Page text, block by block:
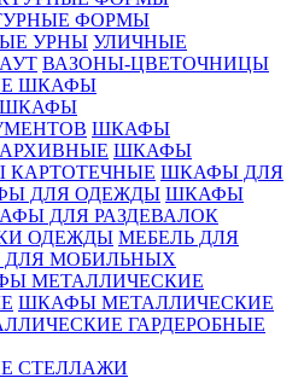
ФОРМЫ
УРНЫ УЛИЧНЫЕ
ВАЗОНЫ-ЦВЕТОЧНИЦЫ
ШКАФЫ
ШКАФЫ
ШКАФЫ
ШКАФЫ ДЛЯ
ДЛЯ ОДЕЖДЫ ШКАФЫ
ДЛЯ РАЗДЕВАЛОК
ОДЕЖДЫ МЕБЕЛЬ ДЛЯ
МОБИЛЬНЫХ
МЕТАЛЛИЧЕСКИЕ
ШКАФЫ МЕТАЛЛИЧЕСКИЕ
ГАРДЕРОБНЫЕ